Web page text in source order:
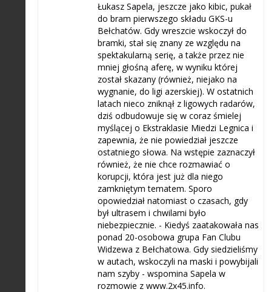
Łukasz Sapela, jeszcze jako kibic, pukał
do bram pierwszego składu GKS-u
Bełchatów. Gdy wreszcie wskoczył do
bramki, stał się znany ze względu na
spektakularną serię, a także przez nie
mniej głośną aferę, w wyniku której
został skazany (również, niejako na
wygnanie, do ligi azerskiej). W ostatnich
latach nieco zniknął z ligowych radarów,
dziś odbudowuje się w coraz śmielej
myślącej o Ekstraklasie Miedzi Legnica i
zapewnia, że nie powiedział jeszcze
ostatniego słowa. Na wstępie zaznaczył
również, że nie chce rozmawiać o
korupcji, która jest już dla niego
zamkniętym tematem. Sporo
opowiedział natomiast o czasach, gdy
był ultrasem i chwilami było
niebezpiecznie. - Kiedyś zaatakowała nas
ponad 20-osobowa grupa Fan Clubu
Widzewa z Bełchatowa. Gdy siedzieliśmy
w autach, wskoczyli na maski i powybijali
nam szyby - wspomina Sapela w
rozmowie z www.2x45.info.